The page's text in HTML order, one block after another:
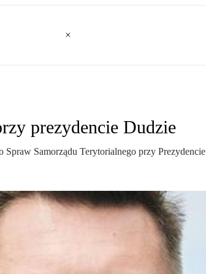
prezydencie Dudzie
Samorządu Terytorialnego przy